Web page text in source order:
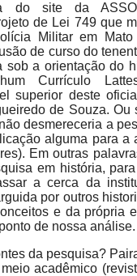
do site da
de Lei 749 que
Militar em Mato
de curso do
sob a orientação do
Currículo
superior deste
de Souza. Ou
desmereceria a
alguma para a
Em outras
em história,
a cerca da
por outros
e da própria
de nossa análise.
da pesquisa?
acadêmico